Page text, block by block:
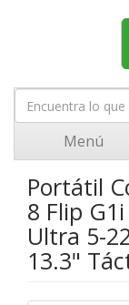
Menú
Portátil
8 Flip
Ultra 5-
13.3"